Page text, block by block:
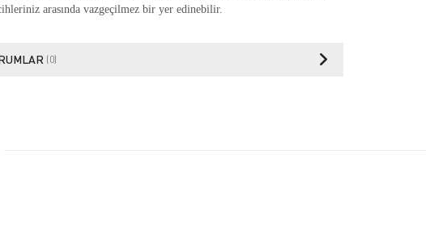
arasında vazgeçilmez bir yer edinebilir.
(0)